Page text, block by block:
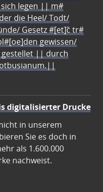
legen || m#
die Heel/ Todt/
Gesetz #[et]c̃ tr#
gewissen/
gestellet || durch
digitalisierter Drucke
in unserem
Sie es doch in
als 1.600.000
nachweist.